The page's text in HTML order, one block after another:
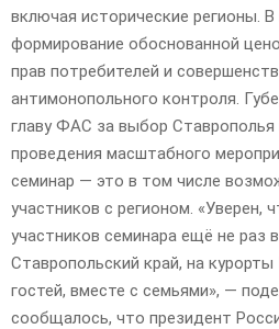
включая исторические регионы.
формирование обоснованной
прав потребителей и
антимонопольного контроля.
главу ФАС за выбор
проведения масштабного
семинар — это в том числе
участников с регионом. «Уверен,
участников семинара ещё не раз
Ставропольский край, на
гостей, вместе с семьями», —
сообщалось, что президент